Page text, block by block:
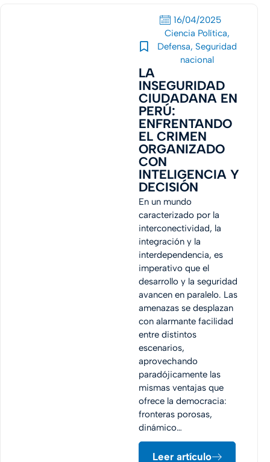
16/04/2025
Ciencia Política,
Defensa, Seguridad
nacional
LA
INSEGURIDAD
CIUDADANA EN
PERÚ:
ENFRENTANDO
EL CRIMEN
ORGANIZADO
CON
INTELIGENCIA Y
DECISIÓN
En un mundo
caracterizado por la
interconectividad, la
integración y la
interdependencia, es
imperativo que el
desarrollo y la seguridad
avancen en paralelo. Las
amenazas se desplazan
con alarmante facilidad
entre distintos
escenarios,
aprovechando
paradójicamente las
mismas ventajas que
ofrece la democracia:
fronteras porosas,
dinámico…
Leer artículo